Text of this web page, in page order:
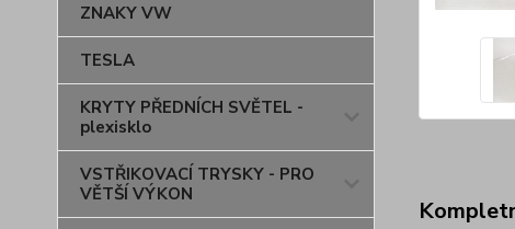
ZNAKY VW
TESLA
KRYTY PŘEDNÍCH SVĚTEL -
plexisklo
VSTŘIKOVACÍ TRYSKY - PRO
VĚTŠÍ VÝKON